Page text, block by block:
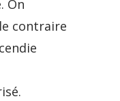
On
contraire